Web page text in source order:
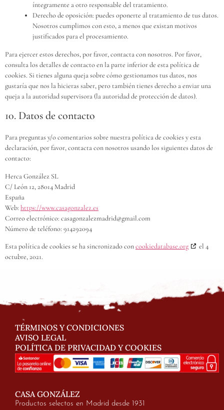
íntegramente a otro responsable del tratamiento.
Derecho de oposición: puedes oponerte al tratamiento de tus datos.
Nosotros cumplimos con esto, a menos que existan motivos
justificados para el procesamiento.
Para ejercer estos derechos, por favor, contacta con nosotros. Por favor,
consulta los detalles de contacto en la parte inferior de esta política de
cookies. Si tienes alguna queja sobre cómo gestionamos tus datos, nos
gustaría que nos la hicieras saber, pero también tienes derecho a enviar una
queja a la autoridad supervisora (la autoridad de protección de datos).
10. Datos de contacto
Para preguntas y/o comentarios sobre nuestra política de cookies y esta
declaración, por favor, contacta con nosotros usando los siguientes datos de
contacto:
Herca González SL
C/ León 12, 28014 Madrid
España
Web: https://www.casagonzalez.es
Correo electrónico: casagonzalezmadrid@gmail.com
Número de teléfono: 914292094
Esta política de cookies se ha sincronizado concookiedatabase.org
el 4
octubre, 2021.
TÉRMINOS Y CONDICIONES
AVISO LEGAL
POLÍTICA DE PRIVACIDAD Y COOKIES
CASA GONZÁLEZ
Productos selectos en Madrid desde 1931